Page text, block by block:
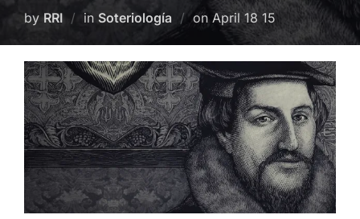
byRRI in Soteriología on Posted
April 18 15